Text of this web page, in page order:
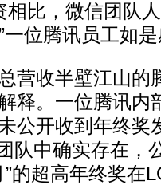
比，微信团队人
位腾讯员工如
收半壁江山的
释。一位腾讯内
公开收到年终奖
队中确实存在，
的超高年终奖在